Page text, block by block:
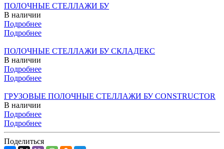
ПОЛОЧНЫЕ СТЕЛЛАЖИ БУ
В наличии
Подробнее
Подробнее
ПОЛОЧНЫЕ СТЕЛЛАЖИ БУ СКЛАДЕКС
В наличии
Подробнее
Подробнее
ГРУЗОВЫЕ ПОЛОЧНЫЕ СТЕЛЛАЖИ БУ CONSTRUCTOR
В наличии
Подробнее
Подробнее
Поделиться